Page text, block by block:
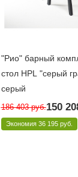
"Рио" барный
стол HPL "серый
серый
Под заказ 10 дней
Арт.: RСR4T1-5-SET D-
186 403руб.150
Экономия 36 195 руб.